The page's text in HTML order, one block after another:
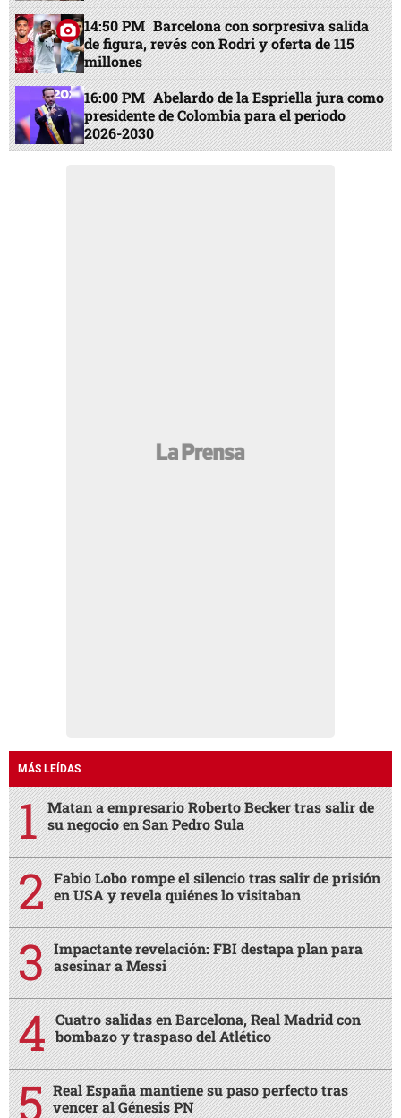
14:50 PM Barcelona con sorpresiva salida
de figura, revés con Rodri y oferta de 115
millones
16:00 PM Abelardo de la Espriella jura como
presidente de Colombia para el periodo
2026-2030
MÁS LEÍDAS
Matan a empresario Roberto Becker tras salir de
su negocio en San Pedro Sula
Fabio Lobo rompe el silencio tras salir de prisión
en USA y revela quiénes lo visitaban
Impactante revelación: FBI destapa plan para
asesinar a Messi
Cuatro salidas en Barcelona, Real Madrid con
bombazo y traspaso del Atlético
Real España mantiene su paso perfecto tras
vencer al Génesis PN